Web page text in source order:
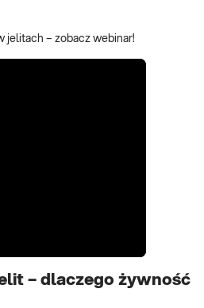
jelitach – zobacz webinar!
– dlaczego żywność